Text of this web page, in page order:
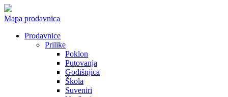
Mapa prodavnica
Prodavnice
Prilike
Poklon
Putovanja
Godišnjica
Škola
Suveniri